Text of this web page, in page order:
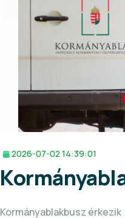
2026-07-02 14:39:01
Kormányablakbusz érkezik